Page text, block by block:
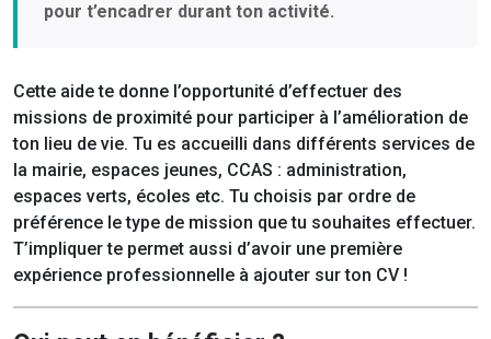
pour t’encadrer durant ton activité.
Cette aide te donne l’opportunité d’effectuer des
missions de proximité pour participer à l’amélioration de
ton lieu de vie. Tu es accueilli dans différents services de
la mairie, espaces jeunes, CCAS : administration,
espaces verts, écoles etc. Tu choisis par ordre de
préférence le type de mission que tu souhaites effectuer.
T’impliquer te permet aussi d’avoir une première
expérience professionnelle à ajouter sur ton CV !